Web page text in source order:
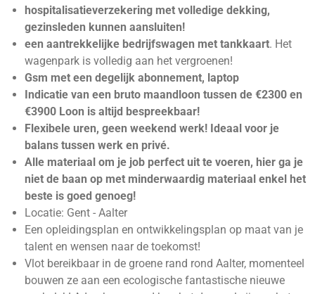
hospitalisatieverzekering met volledige dekking,
gezinsleden kunnen aansluiten!
een aantrekkelijke bedrijfswagen met tankkaart. Het
wagenpark is volledig aan het vergroenen!
Gsm met een degelijk abonnement, laptop
Indicatie van een bruto maandloon tussen de €2300 en
€3900 Loon is altijd bespreekbaar!
Flexibele uren, geen weekend werk! Ideaal voor je
balans tussen werk en privé.
Alle materiaal om je job perfect uit te voeren, hier ga je
niet de baan op met minderwaardig materiaal enkel het
beste is goed genoeg!
Locatie: Gent - Aalter
Een opleidingsplan en ontwikkelingsplan op maat van je
talent en wensen naar de toekomst!
Vlot bereikbaar in de groene rand rond Aalter, momenteel
bouwen ze aan een ecologische fantastische nieuwe